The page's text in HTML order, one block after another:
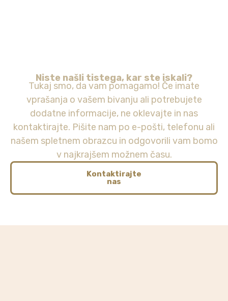
Niste našli tistega, kar ste iskali?
Tukaj smo, da vam pomagamo! Če imate
vprašanja o vašem bivanju ali potrebujete
dodatne informacije, ne oklevajte in nas
kontaktirajte. Pišite nam po e-pošti, telefonu ali
našem spletnem obrazcu in odgovorili vam bomo
v najkrajšem možnem času.
Kontaktirajte
nas